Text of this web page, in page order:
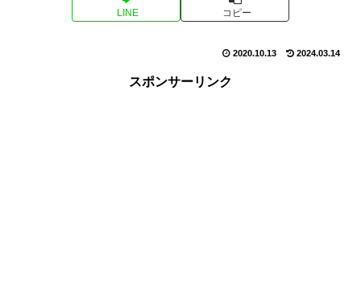
LINE コピー
2020.10.13 2024.03.14
スポンサーリンク